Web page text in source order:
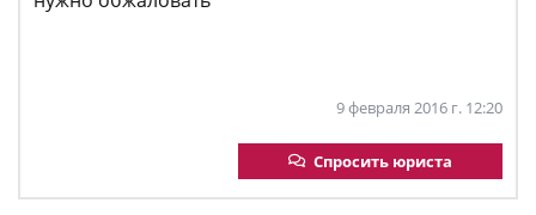
9 февраля 2016 г. 12:20
Спросить юриста